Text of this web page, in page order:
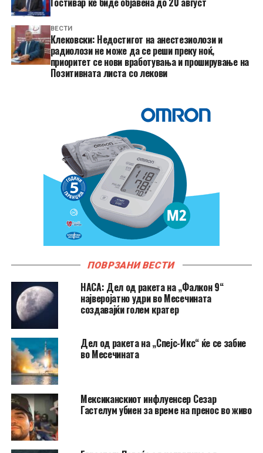
ВЕСТИ
Клековски: Недостигот на анестезиолози и
радиолози не може да се реши преку ноќ,
приоритет се нови вработувања и проширување на
Позитивната листа со лекови
ПОВРЗАНИ ВЕСТИ
НАСА: Дел од ракета на „Фалкон 9“
најверојатно удри во Месечината
создавајќи голем кратер
Дел од ракета на „Спејс-Икс“ ќе се забие
во Месечината
Мексиканскиот инфлуенсер Сезар
Гастелум убиен за време на пренос во живо